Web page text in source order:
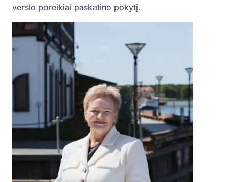
verslo poreikiai paskatino pokytį.